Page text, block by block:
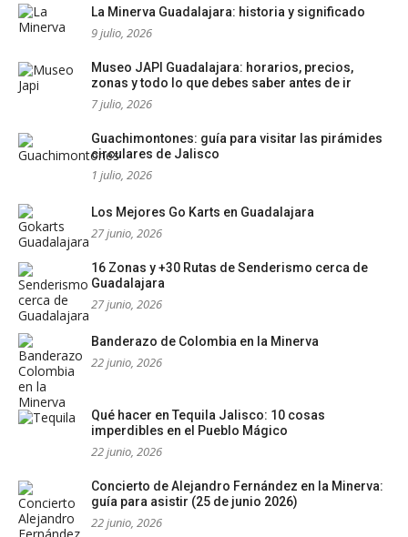
La Minerva Guadalajara: historia y significado
9 julio, 2026
Museo JAPI Guadalajara: horarios, precios,
zonas y todo lo que debes saber antes de ir
7 julio, 2026
Guachimontones: guía para visitar las pirámides
circulares de Jalisco
1 julio, 2026
Los Mejores Go Karts en Guadalajara
27 junio, 2026
16 Zonas y +30 Rutas de Senderismo cerca de
Guadalajara
27 junio, 2026
Banderazo de Colombia en la Minerva
22 junio, 2026
Qué hacer en Tequila Jalisco: 10 cosas
imperdibles en el Pueblo Mágico
22 junio, 2026
Concierto de Alejandro Fernández en la Minerva:
guía para asistir (25 de junio 2026)
22 junio, 2026